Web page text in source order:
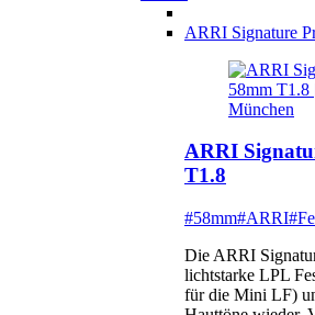
ARRI Signature
ARRI
T1.8
#58mm#ARRI
Die ARRI
lichtstarke LPL
für die Mini LF)